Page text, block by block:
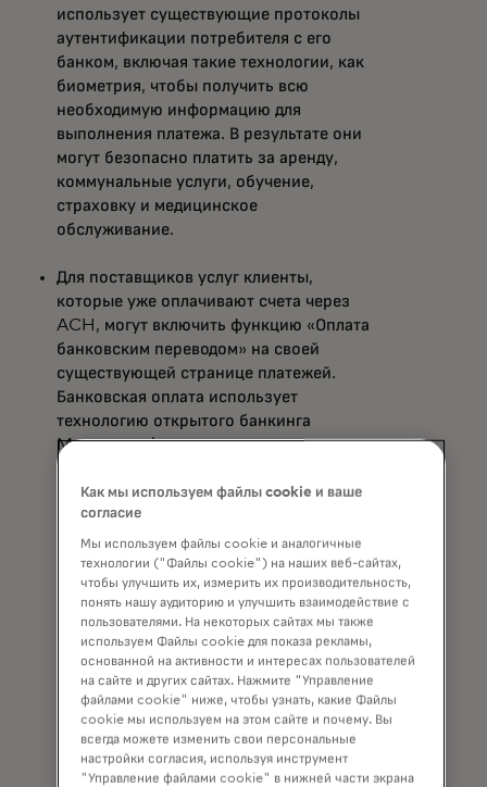
использует существующие протоколы
аутентификации потребителя с его
банком, включая такие технологии, как
биометрия, чтобы получить всю
необходимую информацию для
выполнения платежа. В результате они
могут безопасно платить за аренду,
коммунальные услуги, обучение,
страховку и медицинское
обслуживание.
Для поставщиков услуг клиенты,
которые уже оплачивают счета через
ACH, могут включить функцию «Оплата
банковским переводом» на своей
существующей странице платежей.
Банковская оплата использует
технологию открытого банкинга
Mastercard, включая инструменты
интеллектуального принятия решений
по платежам, которые анализируют
оптимальное время для инициирования
платежей на основе истории
транзакций плательщика и моделей
риска. Это защищает как потребителей,
так и продавцов, обеспечивая
своевременное осуществление
платежей и снижая риски возврата
товаров из-за недостаточного баланса.
К преимуществам также относится
безопасное получение банковских
данных с согласия клиента, что может
снизить вероятность
Как мы используем файлы cookie и ваше
согласие
Мы используем файлы cookie и аналогичные
технологии ("Файлы cookie") на наших веб-сайтах,
чтобы улучшить их, измерить их производительность,
понять нашу аудиторию и улучшить взаимодействие с
пользователями. На некоторых сайтах мы также
используем Файлы cookie для показа рекламы,
основанной на активности и интересах пользователей
на сайте и других сайтах. Нажмите "Управление
файлами cookie" ниже, чтобы узнать, какие Файлы
cookie мы используем на этом сайте и почему. Вы
всегда можете изменить свои персональные
настройки согласия, используя инструмент
"Управление файлами cookie" в нижней части экрана